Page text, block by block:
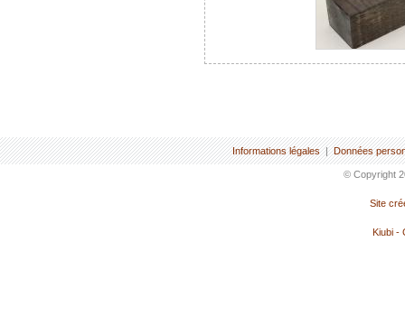
Informations légales | Données
© Copyright
Site
Kiubi -